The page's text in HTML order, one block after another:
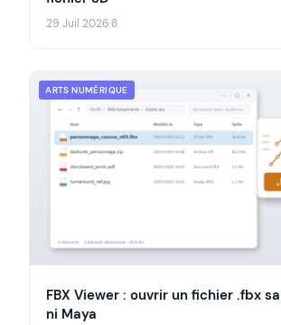
29 Juil 2026·8
ARTS NUMÉRIQUE
FBX Viewer : ouvrir un fichier .fbx
ni Maya